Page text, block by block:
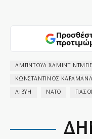
ΑΜΠΝΤΟΥΛ ΧΑΜΙΝΤ
ΚΩΝΣΤΑΝΤΙΝΟΣ
ΛΙΒΥΗ ΝΑΤΟ